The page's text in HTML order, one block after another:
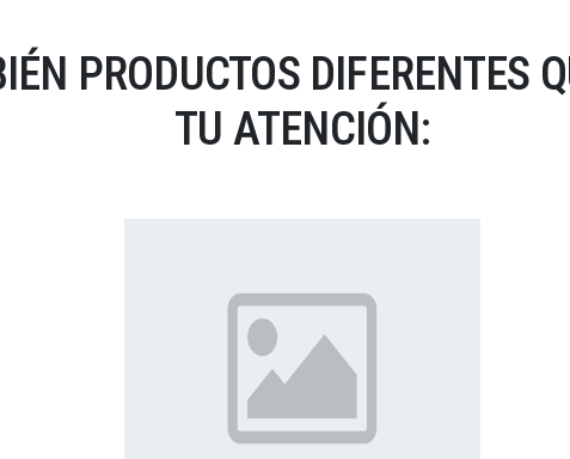
PRODUCTOS DIFERENTES
TU ATENCIÓN: